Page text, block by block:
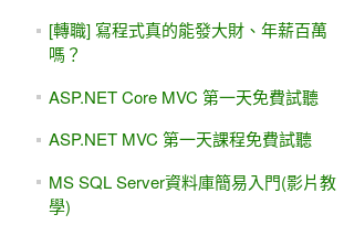
[轉職] 寫程式真的能發大財、年薪百萬
嗎？
ASP.NET Core MVC 第一天免費試聽
ASP.NET MVC 第一天課程免費試聽
MS SQL Server資料庫簡易入門(影片教
學)